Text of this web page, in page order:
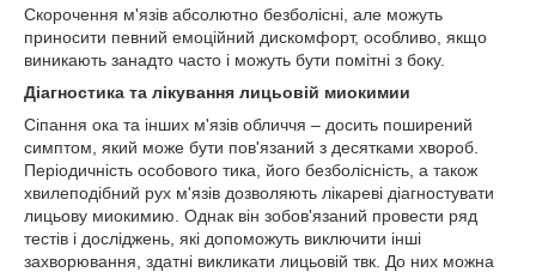
Скорочення м'язів абсолютно безболісні, але можуть
приносити певний емоційний дискомфорт, особливо, якщо
виникають занадто часто і можуть бути помітні з боку.
Діагностика та лікування лицьовій миокимии
Сіпання ока та інших м'язів обличчя – досить поширений
симптом, який може бути пов'язаний з десятками хвороб.
Періодичність особового тика, його безболісність, а також
хвилеподібний рух м'язів дозволяють лікареві діагностувати
лицьову миокимию. Однак він зобов'язаний провести ряд
тестів і досліджень, які допоможуть виключити інші
захворювання, здатні викликати лицьовій твк. До них можна